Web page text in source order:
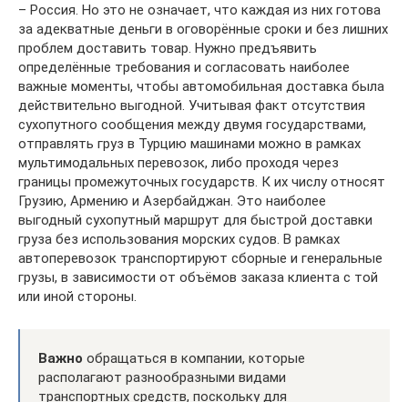
– Россия. Но это не означает, что каждая из них готова
за адекватные деньги в оговорённые сроки и без лишних
проблем доставить товар. Нужно предъявить
определённые требования и согласовать наиболее
важные моменты, чтобы автомобильная доставка была
действительно выгодной. Учитывая факт отсутствия
сухопутного сообщения между двумя государствами,
отправлять груз в Турцию машинами можно в рамках
мультимодальных перевозок, либо проходя через
границы промежуточных государств. К их числу относят
Грузию, Армению и Азербайджан. Это наиболее
выгодный сухопутный маршрут для быстрой доставки
груза без использования морских судов. В рамках
автоперевозок транспортируют сборные и генеральные
грузы, в зависимости от объёмов заказа клиента с той
или иной стороны.
Важно обращаться в компании, которые
располагают разнообразными видами
транспортных средств, поскольку для